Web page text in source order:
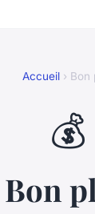
Accueil › Bon
💰
Bon